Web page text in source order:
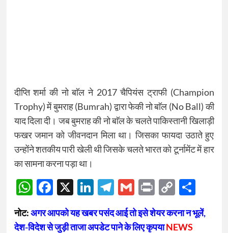
दीप्ति शर्मा की नो बाॅल ने 2017 चैपियंस ट्राफी (Champion
Trophy) में बुमराह (Bumrah) द्वारा फेकी नो बाॅल (No Ball) की
याद दिला दी। जब बुमराह की नो बाॅल के चलते पाकिस्तानी खिलाड़ी
फखर जमान को जीवनदान मिला था। जिसका फायदा उठाते हुए
उन्होंने शतकीय पारी खेली थी जिसके चलते भारत को टूर्नामेंट में हार
का सामना करना पड़ा था।
WhatsApp
Facebook
X LinkedIn
Telegram
Gmail
Print
Copy
Link
नोट:अगर आपको यह खबर पसंद आई तो इसे शेयर करना न भूलें,
देश-विदेश से जुड़ी ताजा अपडेट पाने के लिए कृपयाNEWS